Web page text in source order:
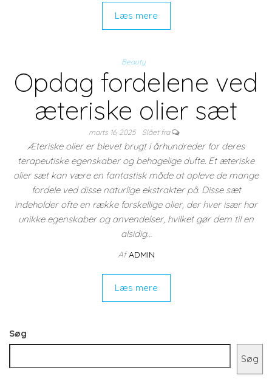
Læs mere
Beauty
Opdag fordelene ved
æteriske olier sæt
marts 16, 2025 Slået fra
Æteriske olier er blevet brugt i århundreder for deres
terapeutiske egenskaber og behagelige dufte. Et æteriske
olier sæt kan være en fantastisk måde at opleve de mange
fordele ved disse naturlige ekstrakter på. Disse sæt
indeholder ofte en række forskellige olier, der hver især har
unikke egenskaber og anvendelser, hvilket gør dem til en
alsidig…
Af ADMIN
Læs mere
Søg
Søg